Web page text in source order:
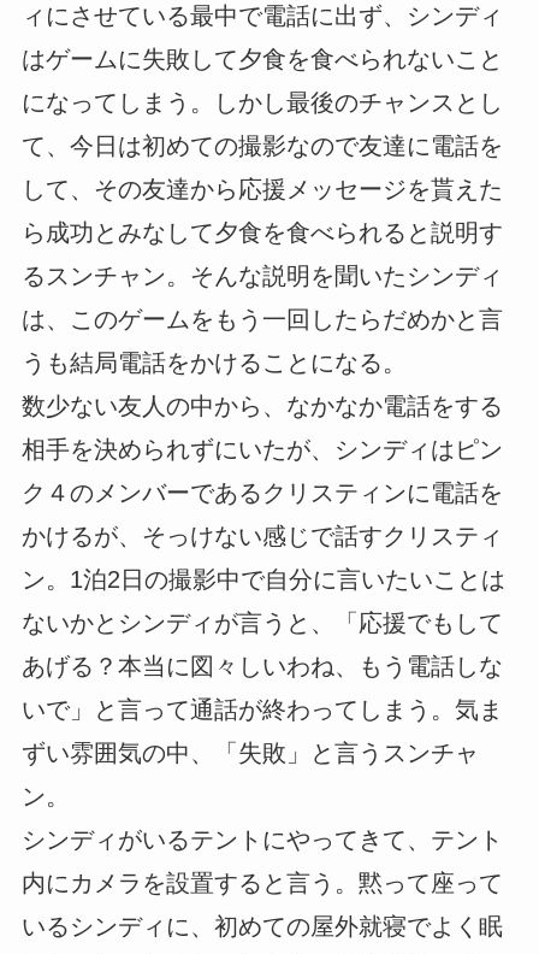
ィにさせている最中で電話に出ず、シンディ
はゲームに失敗して夕食を食べられないこと
になってしまう。しかし最後のチャンスとし
て、今日は初めての撮影なので友達に電話を
して、その友達から応援メッセージを貰えた
ら成功とみなして夕食を食べられると説明す
るスンチャン。そんな説明を聞いたシンディ
は、このゲームをもう一回したらだめかと言
うも結局電話をかけることになる。
数少ない友人の中から、なかなか電話をする
相手を決められずにいたが、シンディはピン
ク４のメンバーであるクリスティンに電話を
かけるが、そっけない感じで話すクリスティ
ン。1泊2日の撮影中で自分に言いたいことは
ないかとシンディが言うと、「応援でもして
あげる？本当に図々しいわね、もう電話しな
いで」と言って通話が終わってしまう。気ま
ずい雰囲気の中、「失敗」と言うスンチャ
ン。
シンディがいるテントにやってきて、テント
内にカメラを設置すると言う。黙って座って
いるシンディに、初めての屋外就寝でよく眠